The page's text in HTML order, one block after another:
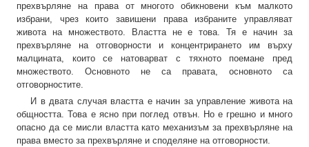
прехвърляне на права от многото обикновени към малкото
избрани, чрез които завишени права избраните управляват
живота на множеството. Властта не е това. Тя е начин за
прехвърляне на отговорности и концентрирането им върху
малцината, които се натоварват с тяхното поемане пред
множеството. Основното не са правата, основното са
отговорностите.
И в двата случая властта е начин за управление живота на
общността. Това е ясно при поглед отвън. Но е грешно и много
опасно да се мисли властта като механизъм за прехвърляне на
права вместо за прехвърляне и споделяне на отговорности.